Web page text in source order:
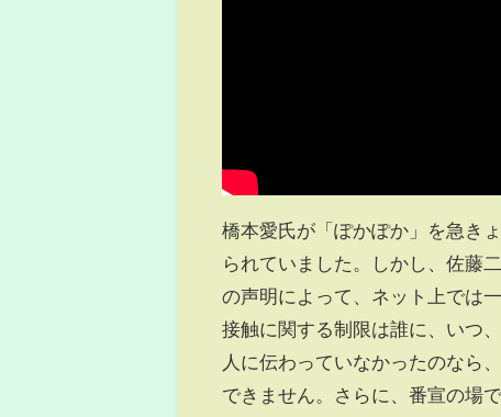
橋本愛氏が「ぽかぽか」を急き
られていました。しかし、佐藤
の声明によって、ネット上では
接触に関する制限は誰に、いつ
人に伝わっていなかったのなら
できません。さらに、番宣の場